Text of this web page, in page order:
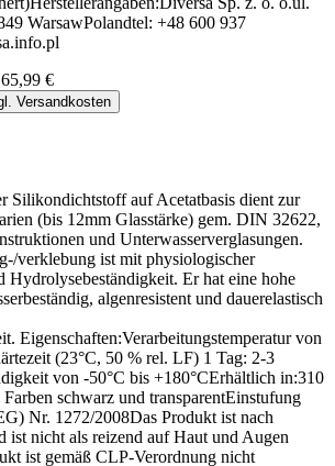
WarsawPolandtel: +48 600 937
€
Versandkosten
Silikondichtstoff auf Acetatbasis dient zur
(bis 12mm Glasstärke) gem. DIN 32622,
und Unterwasserverglasungen.
verklebung ist mit physiologischer
Hydrolysebeständigkeit. Er hat eine hohe
algenresistent und dauerelastisch
Eigenschaften:Verarbeitungstemperatur von
(23°C, 50 % rel. LF) 1 Tag: 2-3
von -50°C bis +180°CErhältlich in:310
schwarz und transparentEinstufung
Nr. 1272/2008Das Produkt ist nach
ist nicht als reizend auf Haut und Augen
ist gemäß CLP-Verordnung nicht